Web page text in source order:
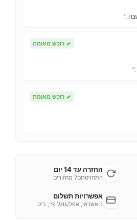
✓ רוכש מאומת
✓ רוכש מאומת
החזרה עד 14 יום
התחרטתם? מחזירים
אפשרויות תשלום
כ.אשראי, אפל/גוגל פיי, ביט